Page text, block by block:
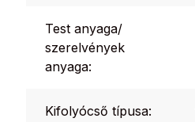
Test anyaga/
szerelvények
anyaga:
Kifolyócső típusa: